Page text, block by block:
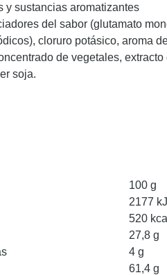
y sustancias aromatizantes
del sabor (glutamato
cloruro potásico, aroma
de vegetales, extracto
soja.
100 g
2177 kJ
520
27,8 g
4 g
61,4 g